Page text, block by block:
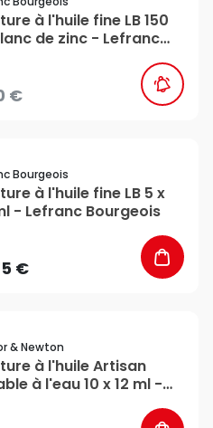
à l'huile fine LB 150
de zinc - Lefranc
€
Bourgeois
à l'huile fine LB 5 x
- Lefranc Bourgeois
€
& Newton
à l'huile Artisan
à l'eau 10 x 12 ml -